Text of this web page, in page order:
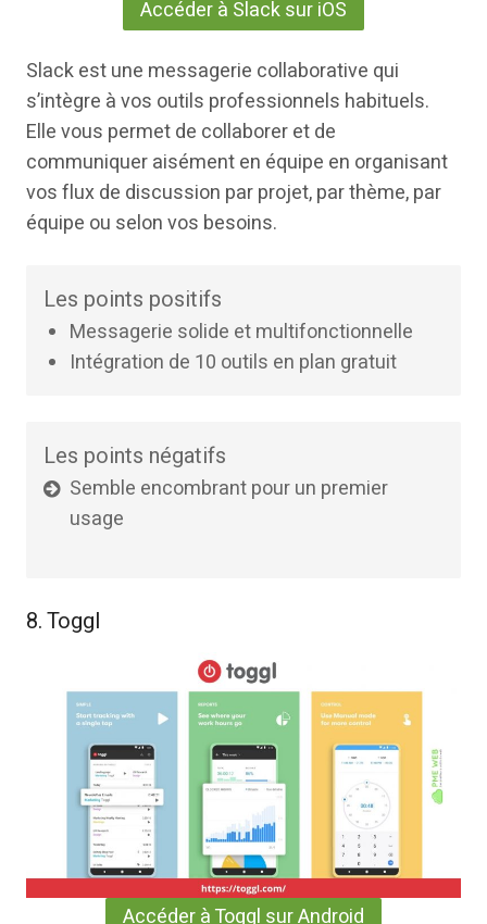
Accéder à Slack sur iOS
Slack est une messagerie collaborative qui
s’intègre à vos outils professionnels habituels.
Elle vous permet de collaborer et de
communiquer aisément en équipe en organisant
vos flux de discussion par projet, par thème, par
équipe ou selon vos besoins.
Les points positifs
Messagerie solide et multifonctionnelle
Intégration de 10 outils en plan gratuit
Les points négatifs
Semble encombrant pour un premier
usage
8. Toggl
Accéder à Toggl sur Android